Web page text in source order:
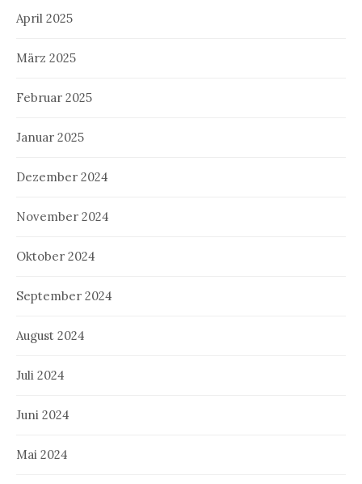
April 2025
März 2025
Februar 2025
Januar 2025
Dezember 2024
November 2024
Oktober 2024
September 2024
August 2024
Juli 2024
Juni 2024
Mai 2024